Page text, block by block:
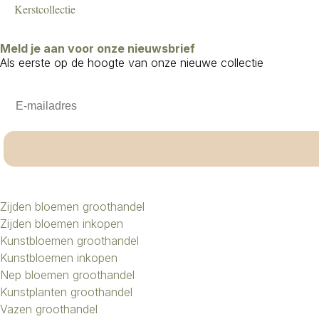
Kerstcollectie
Meld je aan voor onze nieuwsbrief
Als eerste op de hoogte van onze nieuwe collectie
Zijden bloemen groothandel
Zijden bloemen inkopen
Kunstbloemen groothandel
Kunstbloemen inkopen
Nep bloemen groothandel
Kunstplanten groothandel
Vazen groothandel